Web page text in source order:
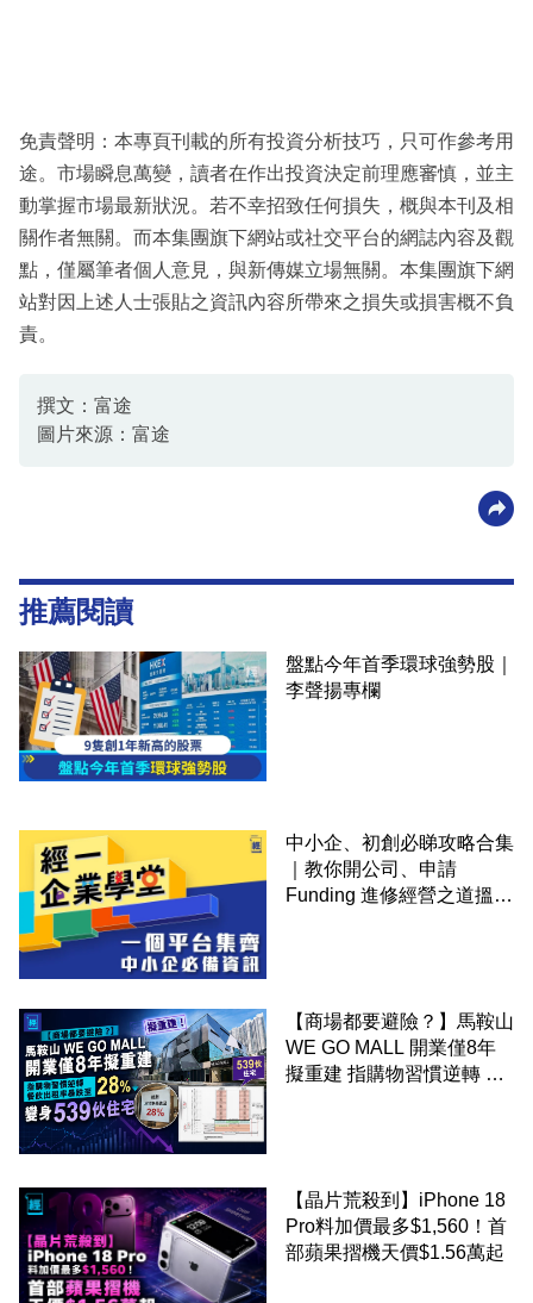
免責聲明：本專頁刊載的所有投資分析技巧，只可作參考用
途。市場瞬息萬變，讀者在作出投資決定前理應審慎，並主
動掌握市場最新狀況。若不幸招致任何損失，概與本刊及相
關作者無關。而本集團旗下網站或社交平台的網誌內容及觀
點，僅屬筆者個人意見，與新傳媒立場無關。本集團旗下網
站對因上述人士張貼之資訊內容所帶來之損失或損害概不負
責。
撰文：富途
圖片來源：富途
推薦閱讀
盤點今年首季環球強勢股｜
李聲揚專欄
中小企、初創必睇攻略合集
｜教你開公司、申請
Funding 進修經營之道搵大
【商場都要避險？】馬鞍山
WE GO MALL 開業僅8年
擬重建 指購物習慣逆轉 餐
【晶片荒殺到】iPhone 18
Pro料加價最多$1,560！首
部蘋果摺機天價$1.56萬起